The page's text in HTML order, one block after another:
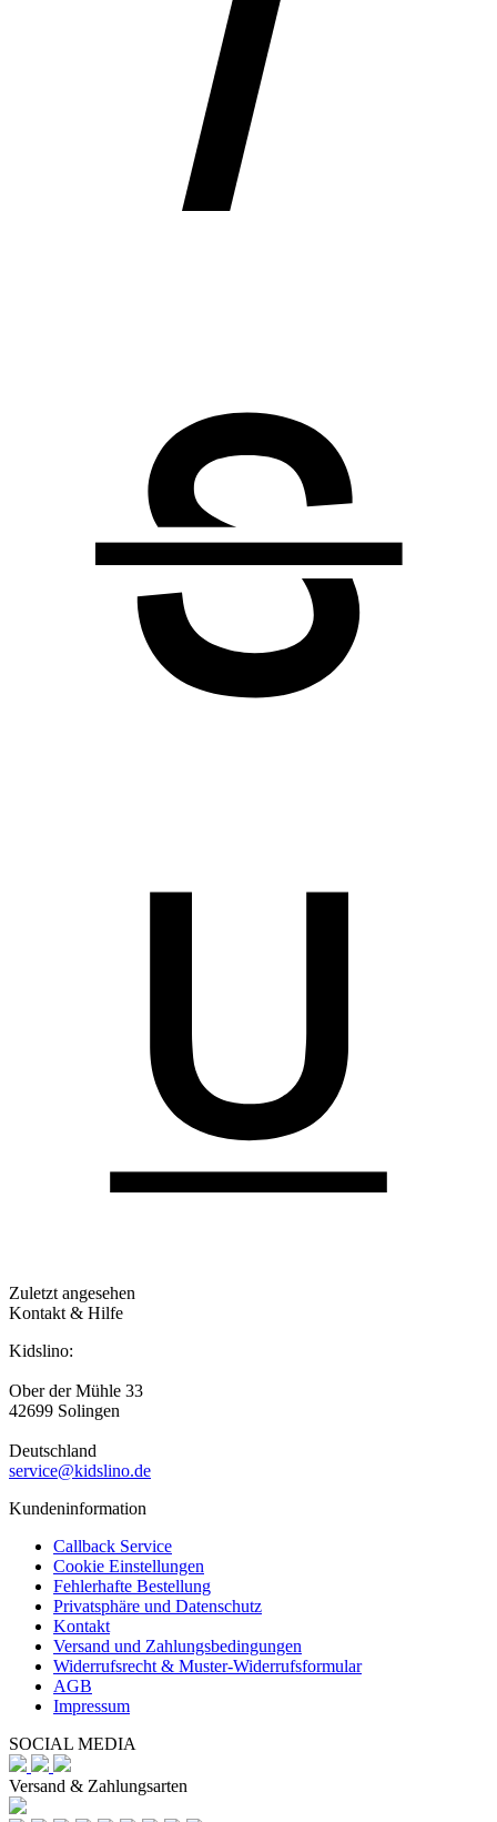
Zuletzt angesehen
Kontakt & Hilfe
Kidslino:
Ober der Mühle 33
42699 Solingen
Deutschland
service@kidslino.de
Kundeninformation
Callback Service
Cookie Einstellungen
Fehlerhafte Bestellung
Privatsphäre und Datenschutz
Kontakt
Versand und Zahlungsbedingungen
Widerrufsrecht & Muster-Widerrufsformular
AGB
Impressum
SOCIAL MEDIA
Versand & Zahlungsarten